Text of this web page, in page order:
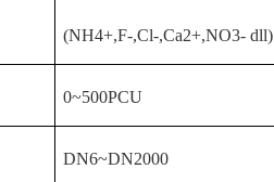
(NH4+,F-,Cl-,Ca2+,NO3- dll)
0~500PCU
DN6~DN2000